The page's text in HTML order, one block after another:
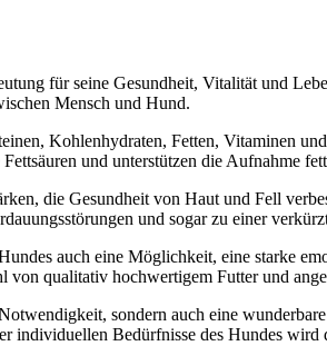
für seine Gesundheit, Vitalität und
Mensch und Hund.
Kohlenhydraten, Fetten, Vitaminen
und unterstützen die Aufnahme
die Gesundheit von Haut und Fell
und sogar zu einer
auch eine Möglichkeit, eine starke
qualitativ hochwertigem Futter und
sondern auch eine
individuellen Bedürfnisse des Hundes